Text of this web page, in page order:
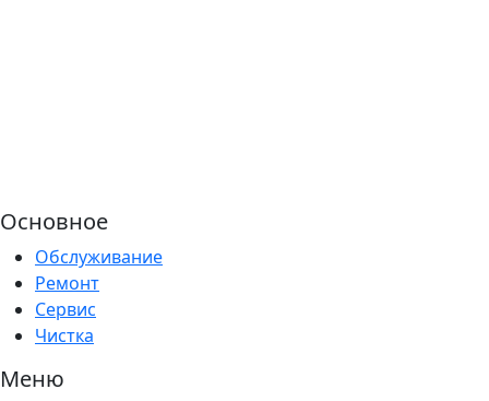
Основное
Обслуживание
Ремонт
Сервис
Чистка
Меню